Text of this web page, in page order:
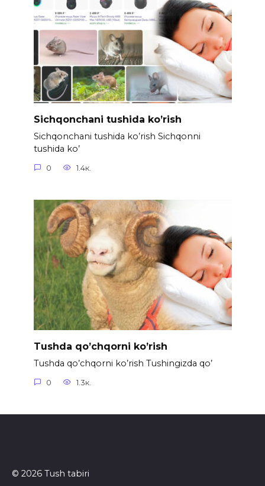
Sichqonchani tushida ko’rish
Sichqonchani tushida ko’rish Sichqonni
tushida ko’
0 1.4к.
Tushda qo’chqorni ko’rish
Tushda qo’chqorni ko’rish Tushingizda qo’
0 1.3к.
© 2026 Tush tabiri